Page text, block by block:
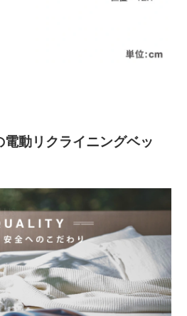
動リクライニングベッ